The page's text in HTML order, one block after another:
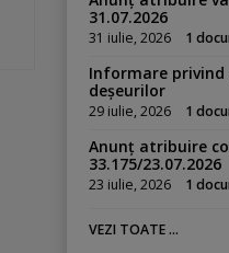
31.07.2026
31 iulie, 2026 1
Informare privind
deșeurilor
29 iulie, 2026 1
Anunț atribuire
33.175/23.07.2026
23 iulie, 2026 1
VEZI TOATE ...